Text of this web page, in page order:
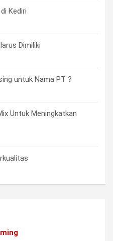
Kediri
Dimiliki
untuk Nama PT ?
Untuk Meningkatkan